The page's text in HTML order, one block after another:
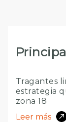
Tragantes
estrategia
zona 18
Leer más